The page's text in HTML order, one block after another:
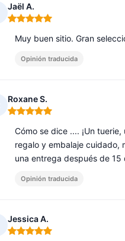
Jaël A.
Nota: 5 de 5
Muy buen sitio. Gran
Opinión traducida
Roxane S.
Nota: 5 de 5
Cómo se dice .... ¡Un
regalo y embalaje cuidado,
una entrega después de
Opinión traducida
Jessica A.
Nota: 5 de 5